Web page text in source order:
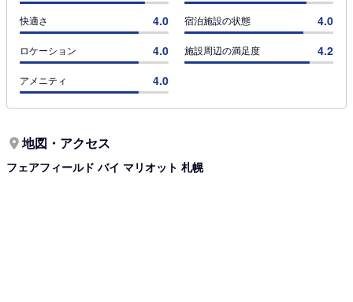
快適さ 4.0 宿泊施設の状態 4.0
ロケーション 4.0 施設周辺の満足度 4.2
アメニティ 4.0
地図・アクセス
フェアフィールド バイ マリオット 札幌